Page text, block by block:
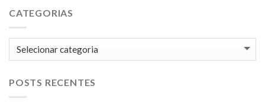
CATEGORIAS
Categorias
POSTS RECENTES